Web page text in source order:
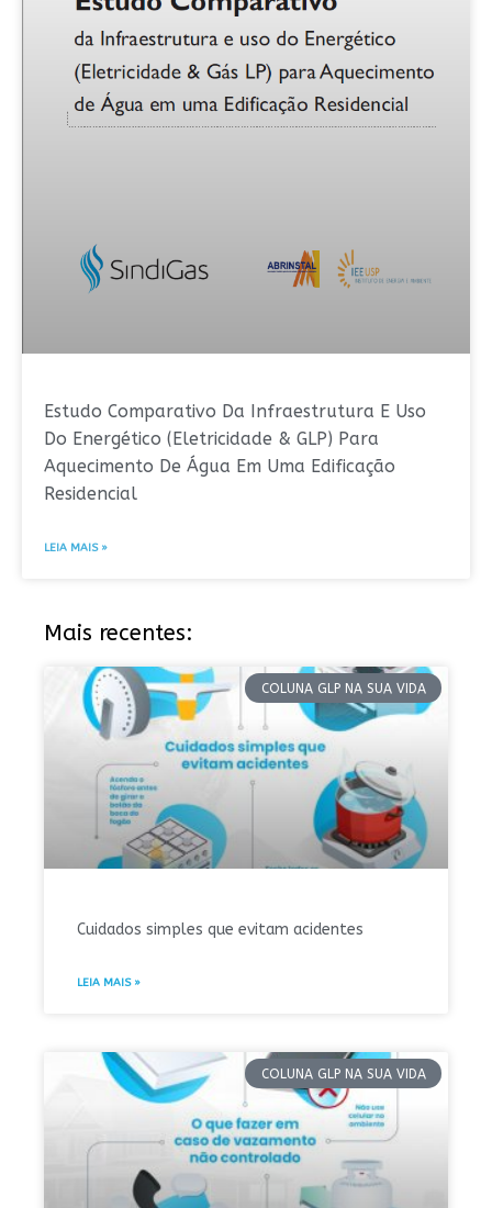
Estudo Comparativo Da Infraestrutura E Uso
Do Energético (Eletricidade & GLP) Para
Aquecimento De Água Em Uma Edificação
Residencial
LEIA MAIS »
Mais recentes:
COLUNA GLP NA SUA VIDA
Cuidados simples que evitam acidentes
LEIA MAIS »
COLUNA GLP NA SUA VIDA